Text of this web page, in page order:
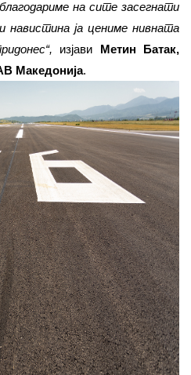
на сите засегнати
навистина ја цениме нивната
изјави
Метин Батак,
Македонија.